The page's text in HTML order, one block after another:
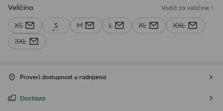
Veličina Vodič za veličine
XS S M L XL
XXL
3XL
Proveri dostupnost u radnjama
Dostava